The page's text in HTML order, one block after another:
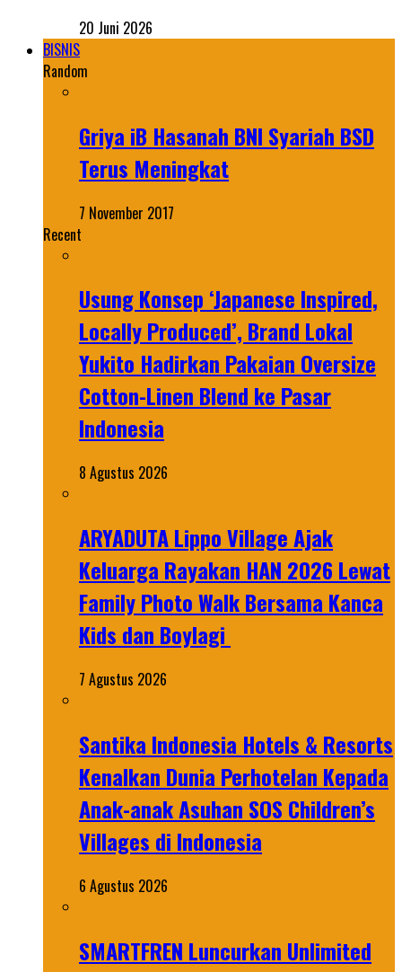
20 Juni 2026
BISNIS
Random
Griya iB Hasanah BNI Syariah BSD
Terus Meningkat
7 November 2017
Recent
Usung Konsep ‘Japanese Inspired,
Locally Produced’, Brand Lokal
Yukito Hadirkan Pakaian Oversize
Cotton-Linen Blend ke Pasar
Indonesia
8 Agustus 2026
ARYADUTA Lippo Village Ajak
Keluarga Rayakan HAN 2026 Lewat
Family Photo Walk Bersama Kanca
Kids dan Boylagi
7 Agustus 2026
Santika Indonesia Hotels & Resorts
Kenalkan Dunia Perhotelan Kepada
Anak-anak Asuhan SOS Children’s
Villages di Indonesia
6 Agustus 2026
SMARTFREN Luncurkan Unlimited